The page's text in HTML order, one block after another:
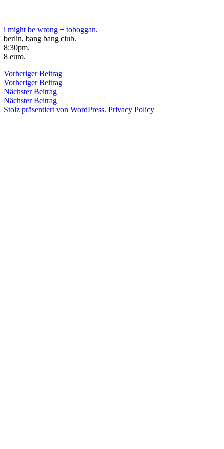
springen
von
Januar
20094.
Januar
2020
einen
Kommentar
zu
i might be wrong​ + toboggan.
berlin,​ bang bang club.
8:​30pm.
8 euro.
Veröffentlicht
von
snhpfr
25.
Januar
20094.
Januar
Veröffentlicht
in
Uncategorized
Beitragsnavigation
Vorheriger BeitragVorheriger
Beitrag:
Vorheriger Beitrag
Nächster BeitragNächster
Beitrag:
Nächster Beitrag
Stolz präsentiert von WordPress. Privacy Policy